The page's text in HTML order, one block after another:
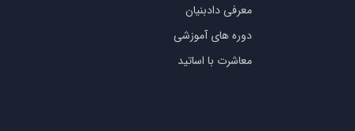
معرفی دادبنیان
دوره های آموزشی
معاشرت با اساتید